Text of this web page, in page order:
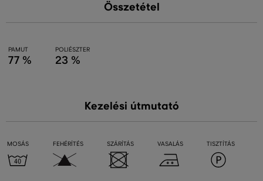
Összetétel
PAMUT
77 %
POLIÉSZTER
23 %
Kezelési útmutató
MOSÁS FEHÉRÍTÉS SZÁRÍTÁS VASALÁS TISZTÍTÁS